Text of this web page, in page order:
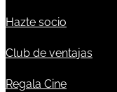
Hazte socio
Club de ventajas
Regala Cine